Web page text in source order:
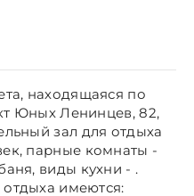
находящаяся по
Юных Ленинцев, 82,
зал для отдыха
парные комнаты -
виды кухни - .
имеются: